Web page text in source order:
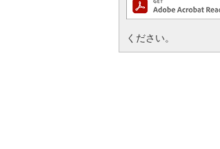
ください。